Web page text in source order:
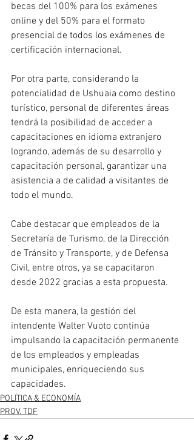
becas del 100% para los exámenes
online y del 50% para el formato
presencial de todos los exámenes de
certificación internacional.
Por otra parte, considerando la
potencialidad de Ushuaia como destino
turístico, personal de diferentes áreas
tendrá la posibilidad de acceder a
capacitaciones en idioma extranjero
logrando, además de su desarrollo y
capacitación personal, garantizar una
asistencia a de calidad a visitantes de
todo el mundo.
Cabe destacar que empleados de la
Secretaría de Turismo, de la Dirección
de Tránsito y Transporte, y de Defensa
Civil, entre otros, ya se capacitaron
desde 2022 gracias a esta propuesta.
De esta manera, la gestión del
intendente Walter Vuoto continúa
impulsando la capacitación permanente
de los empleados y empleadas
municipales, enriqueciendo sus
capacidades.
POLÍTICA & ECONOMÍA
PROV. TDF